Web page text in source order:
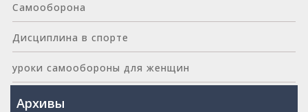
Самооборона
Дисциплина в спорте
уроки самообороны для женщин
Архивы